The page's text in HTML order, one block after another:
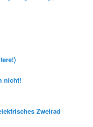
nicht!
Zweirad